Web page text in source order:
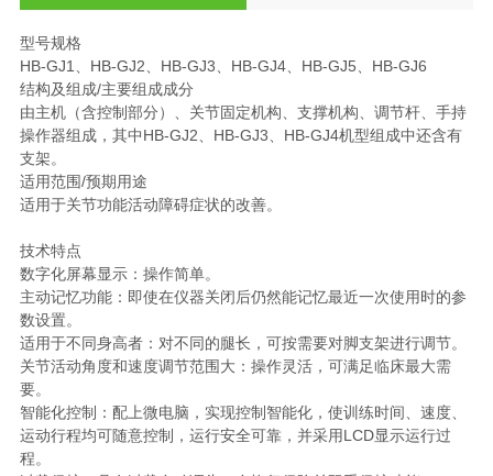
型号规格
HB-GJ1、HB-GJ2、HB-GJ3、HB-GJ4、HB-GJ5、HB-GJ6
结构及组成/主要组成成分
由主机（含控制部分）、关节固定机构、支撑机构、调节杆、手持
操作器组成，其中HB-GJ2、HB-GJ3、HB-GJ4机型组成中还含有
支架。
适用范围/预期用途
适用于关节功能活动障碍症状的改善。
技术特点
数字化屏幕显示：操作简单。
主动记忆功能：即使在仪器关闭后仍然能记忆最近一次使用时的参
数设置。
适用于不同身高者：对不同的腿长，可按需要对脚支架进行调节。
关节活动角度和速度调节范围大：操作灵活，可满足临床最大需
要。
智能化控制：配上微电脑，实现控制智能化，使训练时间、速度、
运动行程均可随意控制，运行安全可靠，并采用LCD显示运行过
程。